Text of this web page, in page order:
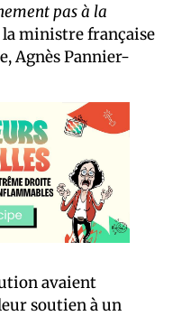
pas à la
la ministre française
Agnès Pannier-
avaient
soutien à un